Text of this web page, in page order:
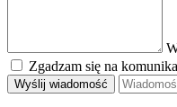
Zgadzam się na